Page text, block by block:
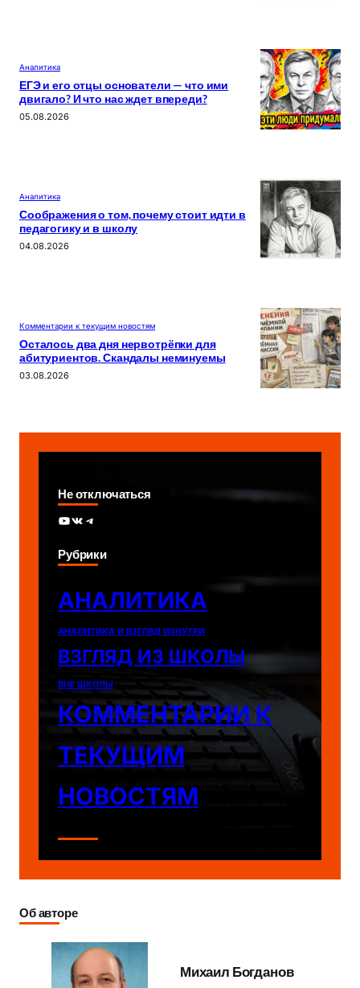
Аналитика
ЕГЭ и его отцы основатели — что ими
двигало? И что нас ждет впереди?
05.08.2026
Аналитика
Соображения о том, почему стоит идти в
педагогику и в школу
04.08.2026
Комментарии к текущим новостям
Осталось два дня нервотрёпки для
абитуриентов. Скандалы неминуемы
03.08.2026
Не отключаться
YouTube ВКонтакте Telegram
Рубрики
АНАЛИТИКА
АНАЛИТИКА И ВЗГЛЯД ИЗНУТРИ
ВЗГЛЯД ИЗ ШКОЛЫ
ВНЕ ШКОЛЫ
КОММЕНТАРИИ К
ТЕКУЩИМ
НОВОСТЯМ
Об авторе
Михаил Богданов